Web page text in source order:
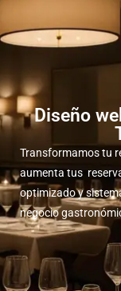
Diseño
Transformamos tu
aumenta tus
optimizado y
negocio